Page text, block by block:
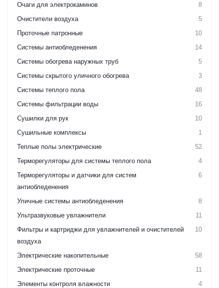
Очаги для электрокаминов
8
Очистители воздуха
5
Проточные патронные
10
Системы антиобледенения
14
Системы обогрева наружных труб
5
Системы скрытого уличного обогрева
3
Системы теплого пола
48
Системы фильтрации воды
16
Сушилки для рук
10
Сушильные комплексы
1
Теплые полы электрические
52
Терморегуляторы для системы теплого пола
4
Терморегуляторы и датчики для систем
антиобледенения
6
Уличные системы антиобледенения
8
Ультразвуковые увлажнители
11
Фильтры и картриджи для увлажнителей и очистителей
воздуха
10
Электрические накопительные
58
Электрические проточные
11
Элементы контроля влажности
4